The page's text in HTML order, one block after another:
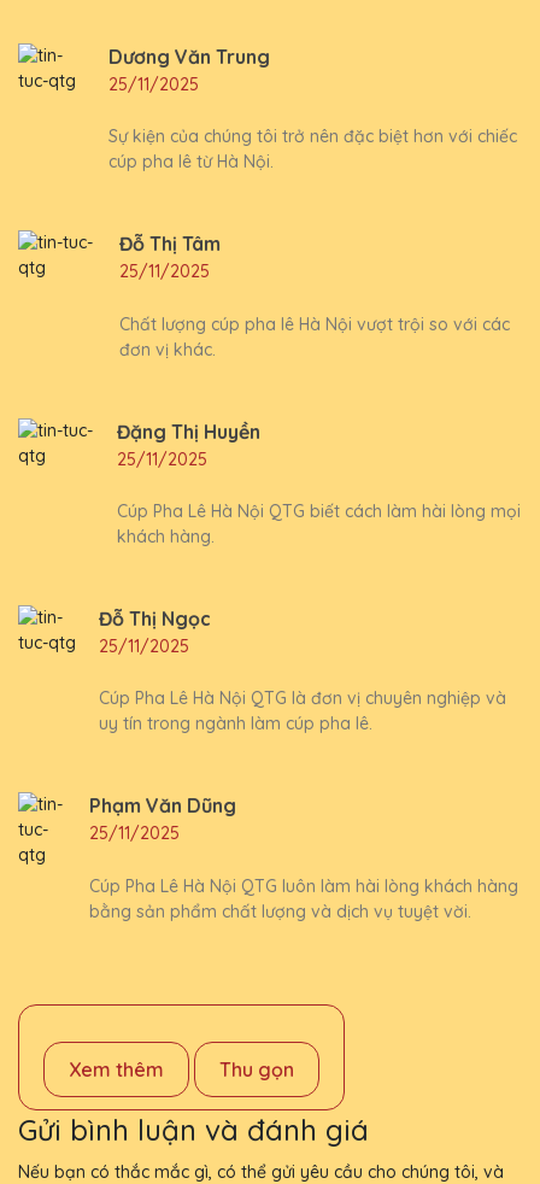
Dương Văn Trung
25/11/2025
Sự kiện của chúng tôi trở nên đặc biệt hơn với chiếc
cúp pha lê từ Hà Nội.
Đỗ Thị Tâm
25/11/2025
Chất lượng cúp pha lê Hà Nội vượt trội so với các
đơn vị khác.
Đặng Thị Huyền
25/11/2025
Cúp Pha Lê Hà Nội QTG biết cách làm hài lòng mọi
khách hàng.
Đỗ Thị Ngọc
25/11/2025
Cúp Pha Lê Hà Nội QTG là đơn vị chuyên nghiệp và
uy tín trong ngành làm cúp pha lê.
Phạm Văn Dũng
25/11/2025
Cúp Pha Lê Hà Nội QTG luôn làm hài lòng khách hàng
bằng sản phẩm chất lượng và dịch vụ tuyệt vời.
Xem thêm Thu gọn
Gửi bình luận và đánh giá
Nếu bạn có thắc mắc gì, có thể gửi yêu cầu cho chúng tôi, và